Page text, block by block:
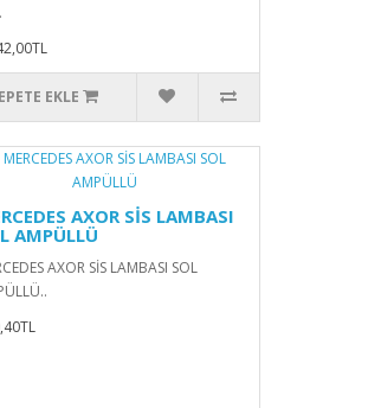
EKLE
AXOR SİS LAMBASI
AMPÜLLÜ
AXOR SİS LAMBASI SOL